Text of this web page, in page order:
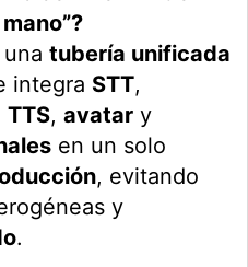
unatubería unificada
integra STT,
TTS,avatar y
en un solo
, evitando
y
.